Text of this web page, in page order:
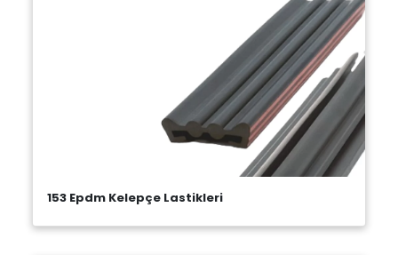
153 Epdm Kelepçe Lastikleri